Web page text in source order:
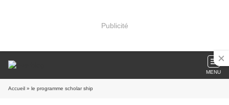
Publicité
MENU
Accueil » le programme scholar ship